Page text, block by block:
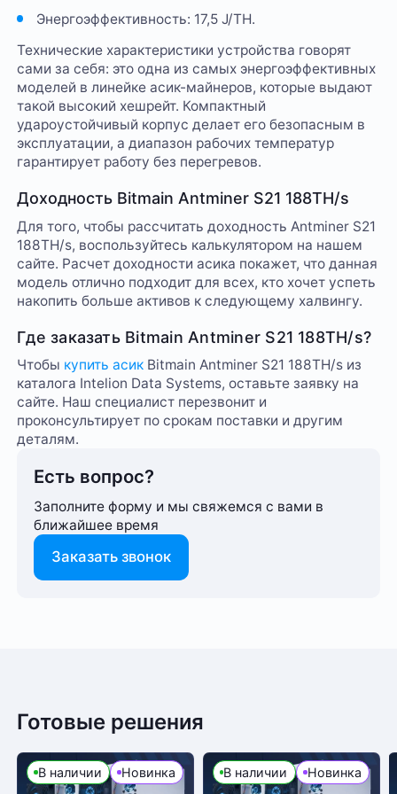
Энергоэффективность: 17,5 J/TH.
Технические характеристики устройства говорят
сами за себя: это одна из самых энергоэффективных
моделей в линейке асик-майнеров, которые выдают
такой высокий хешрейт. Компактный
удароустойчивый корпус делает его безопасным в
эксплуатации, а диапазон рабочих температур
гарантирует работу без перегревов.
Доходность Bitmain Antminer S21 188TH/s
Для того, чтобы рассчитать доходность Antminer S21
188TH/s, воспользуйтесь калькулятором на нашем
сайте. Расчет доходности асика покажет, что данная
модель отлично подходит для всех, кто хочет успеть
накопить больше активов к следующему халвингу.
Где заказать Bitmain Antminer S21 188TH/s?
Чтобы купить асик Bitmain Antminer S21 188TH/s из
каталога Intelion Data Systems, оставьте заявку на
сайте. Наш специалист перезвонит и
проконсультирует по срокам поставки и другим
деталям.
Есть вопрос?
Заполните форму и мы свяжемся с вами в
ближайшее время
Заказать звонок
Криптовалюта
Производитель
Bitmain
Работает стабильно уже несколько недель,
показатели ровные.
Ответить
свяжется менеджер для уточнения деталей
доставки или размещения в одном из наших дата-
центров
Готовые решения
В наличии Новинка В наличии Новинка